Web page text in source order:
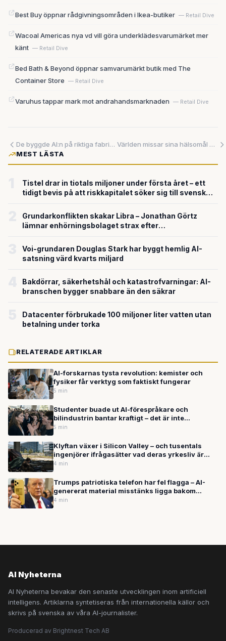
Best Buy öppnar rådgivningsområden i Ikea-butiker — Retail Dive
Wacoal Americas nya vd vill göra underklädesvarumärket mer
känt — Retail Dive
Bed Bath & Beyond öppnar samvarumärkt butik med The
Container Store — Retail Dive
Varuhus tappar mark mot andrahandsmarknaden — Retail Dive
De byggde AI:n på riktiga fabriksgolv – nu kliver de in på den nordamerikanska marknaden
Världen missar sina hälsomål – och systemet saknar både resurser och riktning
MEST LÄSTA
Tistel drar in tiotals miljoner under första året – ett
tidigt bevis på att riskkapitalet söker sig till svensk
Grundarkonflikten skakar Libra – Jonathan Görtz
lämnar enhörningsbolaget strax efter
Voi-grundaren Douglas Stark har byggt hemlig AI-
satsning värd kvarts miljard
Bakdörrar, säkerhetshål och katastrofvarningar: AI-
branschen bygger snabbare än den säkrar
Datacenter förbrukade 100 miljoner liter vatten utan
betalning under torka
RELATERADE ARTIKLAR
AI-forskarnas tysta revolution: kemister och
fysiker får verktyg som faktiskt fungerar
5 min
Studenter buade ut AI-förespråkare och
bilindustrin bantar kraftigt – det är inte
motstånd, det är ett genombrott
5 min
Klyftan växer i Silicon Valley – och tusentals
ingenjörer ifrågasätter vad deras yrkesliv är
värt
4 min
Trumps patriotiska telefon har fel flagga – AI-
genererat material misstänks ligga bakom
blunderna
4 min
AI Nyheterna
AI Nyheterna bevakar den senaste utvecklingen inom artificiell
intelligens. Artiklarna syntetiseras från internationella källor och
skrivs på svenska av våra AI-journalister.
Producerad av Brightnest Tech AB